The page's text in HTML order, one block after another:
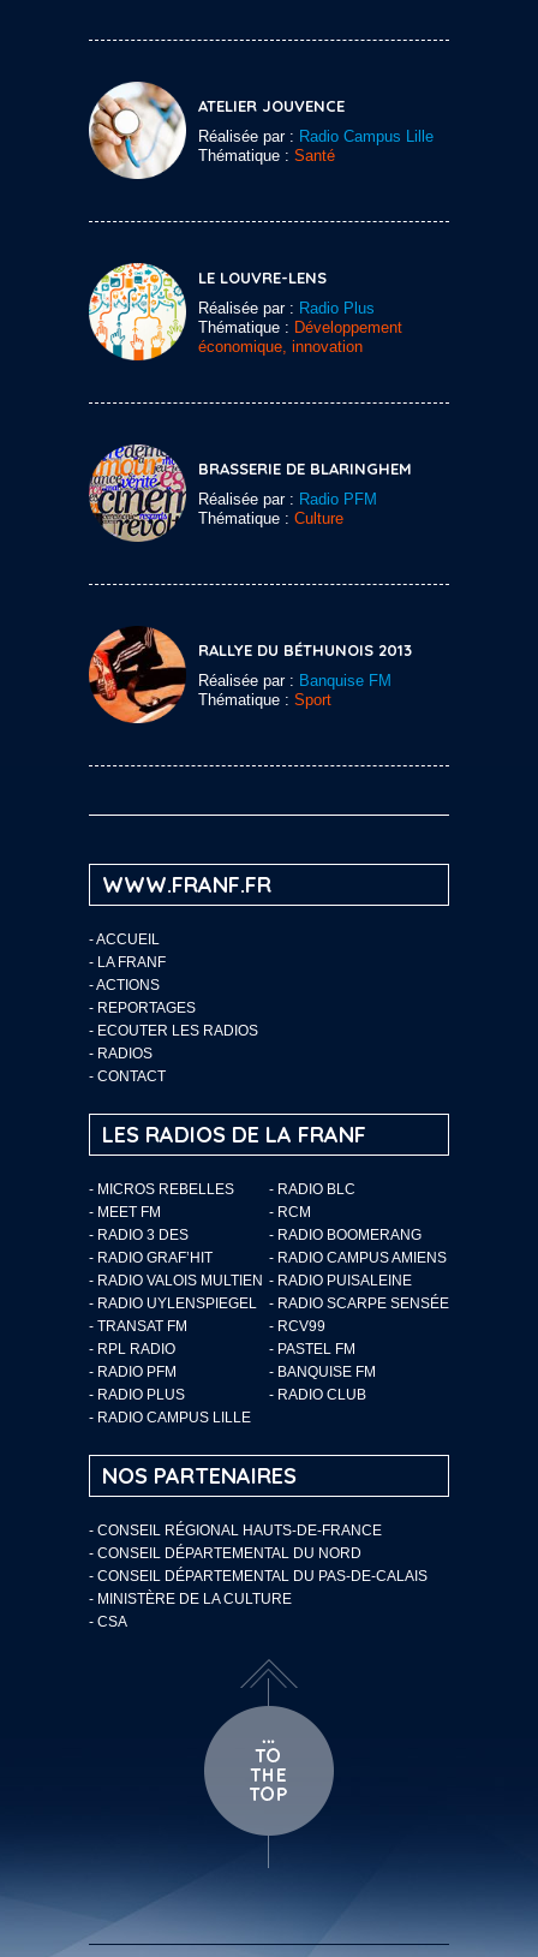
ATELIER JOUVENCE
Réalisée par : Radio Campus Lille
Thématique : Santé
LE LOUVRE-LENS
Réalisée par : Radio Plus
Thématique : Développement
économique, innovation
BRASSERIE DE BLARINGHEM
Réalisée par : Radio PFM
Thématique : Culture
RALLYE DU BÉTHUNOIS 2013
Réalisée par : Banquise FM
Thématique : Sport
WWW.FRANF.FR
-ACCUEIL
- LA FRANF
-ACTIONS
- REPORTAGES
- ECOUTER LES RADIOS
- RADIOS
- CONTACT
LES RADIOS DE LA FRANF
- MICROS REBELLES
- RADIO BLC
- MEET FM
- RCM
- RADIO 3 DES
- RADIO BOOMERANG
- RADIO GRAF’HIT
- RADIO CAMPUS AMIENS
- RADIO VALOIS MULTIEN - RADIO PUISALEINE
- RADIO UYLENSPIEGEL
- RADIO SCARPE SENSÉE
- TRANSAT FM
- RCV99
- RPL RADIO
- PASTEL FM
- RADIO PFM
- BANQUISE FM
- RADIO PLUS
- RADIO CLUB
- RADIO CAMPUS LILLE
NOS PARTENAIRES
- CONSEIL RÉGIONAL HAUTS-DE-FRANCE
- CONSEIL DÉPARTEMENTAL DU NORD
- CONSEIL DÉPARTEMENTAL DU PAS-DE-CALAIS
- MINISTÈRE DE LA CULTURE
- CSA